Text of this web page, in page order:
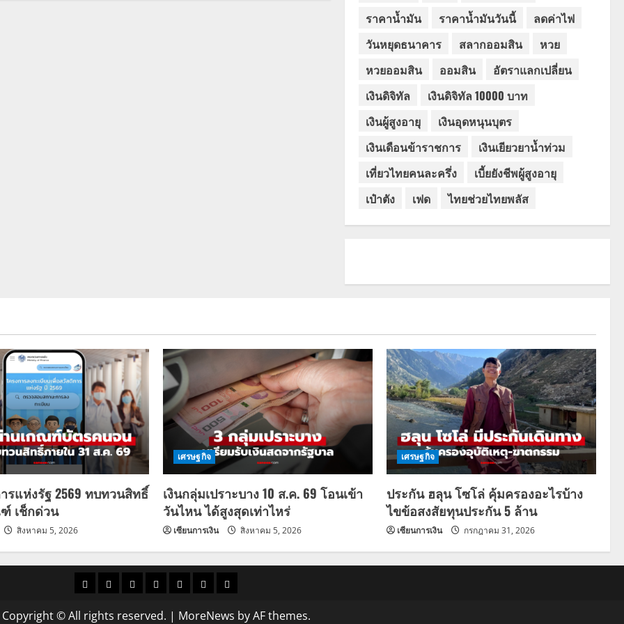
ราคาน้ำมัน
ราคาน้ำมันวันนี้
ลดค่าไฟ
วันหยุดธนาคาร
สลากออมสิน
หวย
หวยออมสิน
ออมสิน
อัตราแลกเปลี่ยน
เงินดิจิทัล
เงินดิจิทัล 10000 บาท
เงินผู้สูงอายุ
เงินอุดหนุนบุตร
เงินเดือนข้าราชการ
เงินเยียวยาน้ำท่วม
เที่ยวไทยคนละครึ่ง
เบี้ยยังชีพผู้สูงอายุ
เป๋าตัง
เฟด ไทยช่วยไทยพลัส
รแห่งรัฐ 2569 ทบทวนสิทธิ์
เช็กด่วน
สิงหาคม 5, 2026
เศรษฐกิจ
เงินกลุ่มเปราะบาง 10 ส.ค. 69 โอนเข้า
วันไหน ได้สูงสุดเท่าไหร่
เซียนการเงิน สิงหาคม 5, 2026
เศรษฐกิจ
ประกัน ฮลุน โซโล่ คุ้มครองอะไรบ้าง
ไขข้อสงสัยทุนประกัน 5 ล้าน
เซียนการเงิน กรกฎาคม 31, 2026
ราคาแนว
ข่าว
ข่าว
ดูด
ที่
ผู้ชาย
Copyright © All rights reserved. | MoreNews by AF themes.